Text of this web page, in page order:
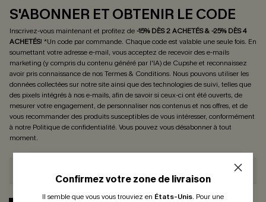
Confirmez votre zone de livraison
Il semble que vous vous trouviez en États-Unis. Pour une
S'ABONNER ET OBTENIR LE CODE
Inscrivez-vous maintenant et profitez de-15% DÈS 2 ACHETÉS & -25% DÈS 4
ACHETÉS! *Un code par commande. Chaque code est valable une seule fois. En
soumettant votre adresse e-mail, vous acceptez de recevoir des e-mails
marketing (y compris du contenu généré par l'IA) de Cupshe et reconnaissez
avoir pris connaissance de nosTermes & Conditions. Nous pouvons utiliser les
données collectées sur notre site ainsi que des technologies de suivi, telles que
des pixels intégrés à nos e-mails, afin de savoir si ceux-ci ont été ouverts, de
mesurer votre engagement, de personnaliser nos contenus et nos offres, et de
vous recommander des produits susceptibles de vous intéresser, conformément
à notre Politique de confidentialité. Vous pouvez vous désabonner à tout
moment.